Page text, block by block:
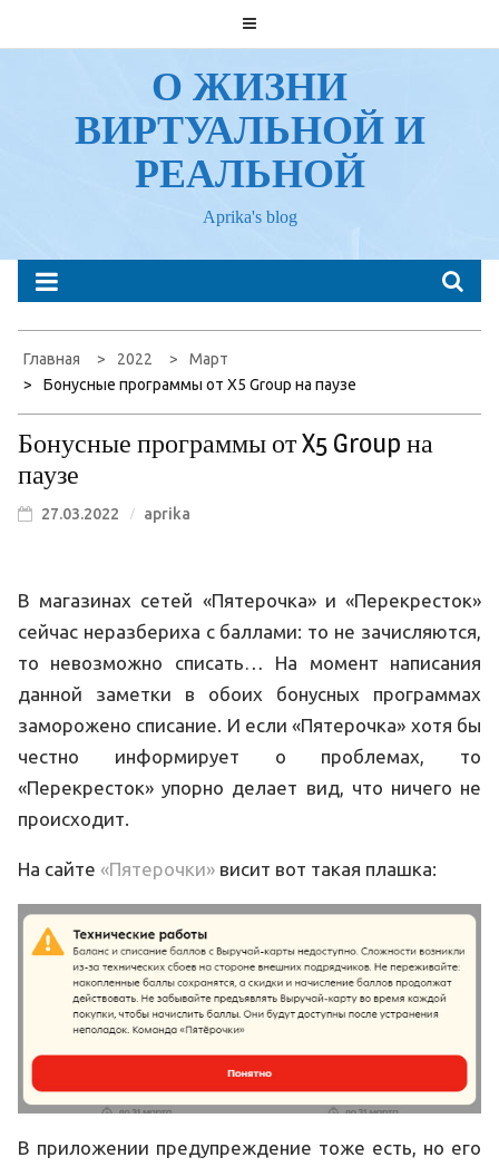
к
О ЖИЗНИ
ВИРТУАЛЬНОЙ И
РЕАЛЬНОЙ
Aprika's blog
Главная 2022
Март
Бонусные программы от X5 Group на паузе
Бонусные программы от X5 Group на
паузе
27.03.2022 aprika
В магазинах сетей «Пятерочка» и «Перекресток»
сейчас неразбериха с баллами: то не зачисляются,
то невозможно списать… На момент написания
данной заметки в обоих бонусных программах
заморожено списание. И если «Пятерочка» хотя бы
честно информирует о проблемах, то
«Перекресток» упорно делает вид, что ничего не
происходит.
На сайте «Пятерочки» висит вот такая плашка:
В приложении предупреждение тоже есть, но его